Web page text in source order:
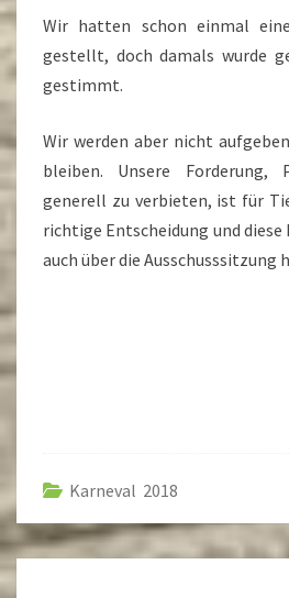
Wir hatten schon einmal
gestellt, doch damals wurde
gestimmt.
Wir werden aber nicht
bleiben. Unsere Forderung,
generell zu verbieten, ist für
richtige Entscheidung und
auch über die Ausschusssitzung
Karneval 2018
POST